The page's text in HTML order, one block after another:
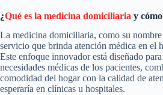
¿Qué es la medicina domiciliaria y
La medicina domiciliaria, como su
servicio que brinda atención médica en el
Este enfoque innovador está diseñado
necesidades médicas de los pacientes,
comodidad del hogar con la calidad de
esperaría en clínicas u hospitales.